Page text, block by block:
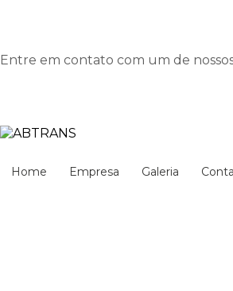
Entre em contato com um de
Home Empresa Galeria